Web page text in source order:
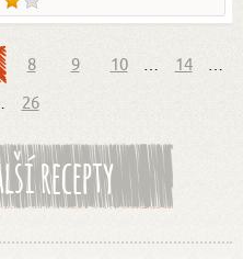
8 9 10 14
26
recepty